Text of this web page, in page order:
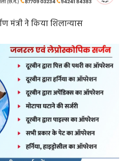
मंत्री ने किया शिलान्यास